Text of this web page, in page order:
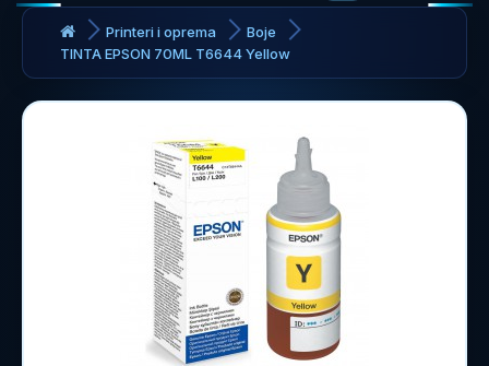
Printeri i oprema
Boje
TINTA EPSON 70ML T6644 Yellow